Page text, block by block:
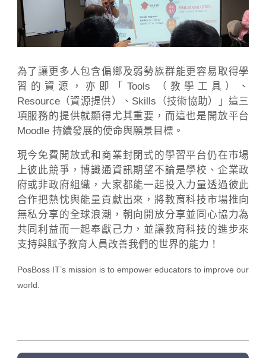
為了讓更多人包含偏鄉及弱勢族群能更容易取得學
習的資源，亦即「Tools （教學工具）、
Resource（資源提供）、Skills（技術協助）」這三
項服務的提供就顯得尤其重要，而這也是開放平台
Moodle 持續發展的使命與願景目標。
現今免費開放式和商業封閉式的學習平台仍在市場
上彼此競爭，博識通資訊期望不論是學校、企業政
府或非政府組織，大家都能一起投入力量透過彼此
合作把熱忱與能量貢獻出來，將教育科技市場推向
無私分享的全球浪潮，朝向開放分享並同心協力為
共同利益而一起奉獻己力，並讓教育科技的進步來
支持與賦予教育人員改善我們的世界的能力！
PosBoss IT’s mission is to empower educators to improve our
world.